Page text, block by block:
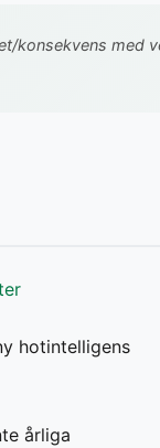
konsekvens med
hotintelligens
årliga